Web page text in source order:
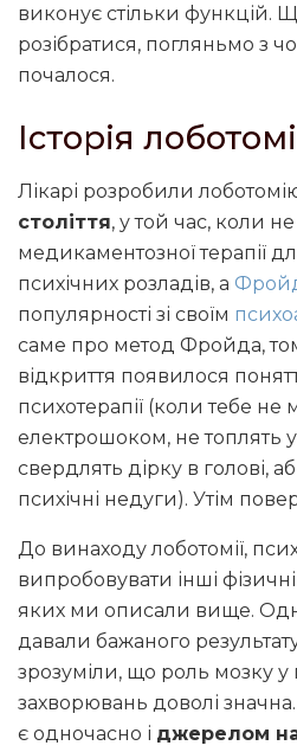
виконує стільки функцій.
розібратися, погляньмо з
почалося.
Історія
Лікарі розробили
століття, у той час, коли не
медикаментозної терапії
психічних розладів, а
популярності зі своїм
саме про метод Фройда,
відкриття появилося
психотерапії (коли тебе не
електрошоком, не топлять
свердлять дірку в голові,
психічні недуги). Утім
До винаходу лоботомії,
випробовувати інші
яких ми описали вище.
давали бажаного результату
зрозуміли, що роль мозку у
захворювань доволі значна.
є одночасно і джерелом